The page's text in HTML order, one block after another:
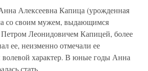
Алексеевна Капица (урожденная
со своим мужем, выдающимся
Леонидовичем Капицей, более
ее, неизменно отмечали ее
волевой характер. В юные годы Анна
стать